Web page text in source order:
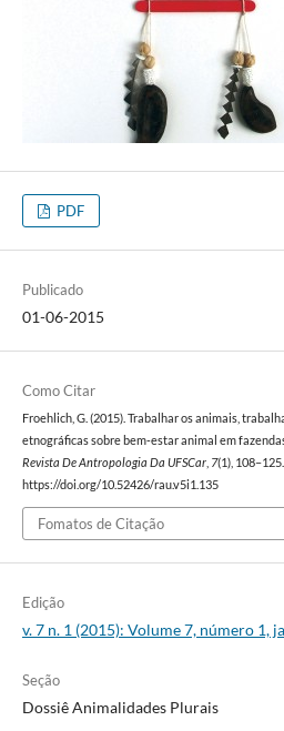
PDF
Publicado
01-06-2015
Como Citar
Froehlich, G. (2015). Trabalhar os animais,
etnográficas sobre bem‐estar animal em
Revista De Antropologia Da UFSCar, 7(1), 108–125.
https://doi.org/10.52426/rau.v5i1.135
Fomatos de Citação
Edição
v. 7 n. 1 (2015): Volume 7, número 1,
Seção
Dossiê Animalidades Plurais